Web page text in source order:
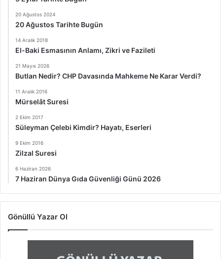
20 Ağustos 2024
20 Ağustos Tarihte Bugün
14 Aralık 2018
El-Baki Esmasının Anlamı, Zikri ve Fazileti
21 Mayıs 2026
Butlan Nedir? CHP Davasında Mahkeme Ne Karar Verdi?
11 Aralık 2016
Mürselât Suresi
2 Ekim 2017
Süleyman Çelebi Kimdir? Hayatı, Eserleri
9 Ekim 2016
Zilzal Suresi
6 Haziran 2026
7 Haziran Dünya Gıda Güvenliği Günü 2026
Gönüllü Yazar Ol